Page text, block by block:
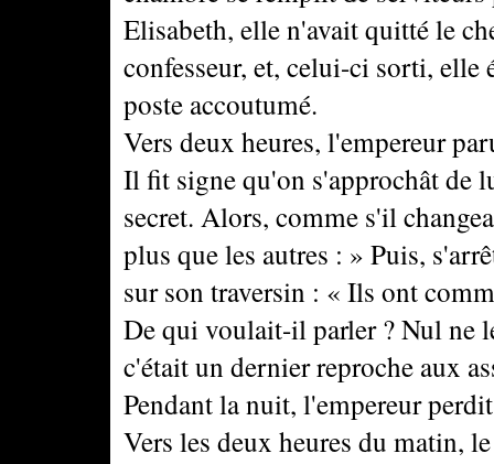
Elisabeth, elle n'avait quitté le
confesseur, et, celui-ci sorti, elle
poste accoutumé.
Vers deux heures, l'empereur
Il fit signe qu'on s'approchât de
secret. Alors, comme s'il
plus que les autres : » Puis,
sur son traversin : « Ils ont
De qui voulait-il parler ? Nul ne
c'était un dernier reproche aux
Pendant la nuit, l'empereur
Vers les deux heures du matin,